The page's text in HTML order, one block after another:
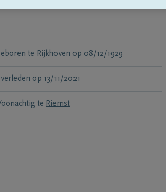
te Rijkhoven op 08/12/1929
op 13/11/2021
te Riemst